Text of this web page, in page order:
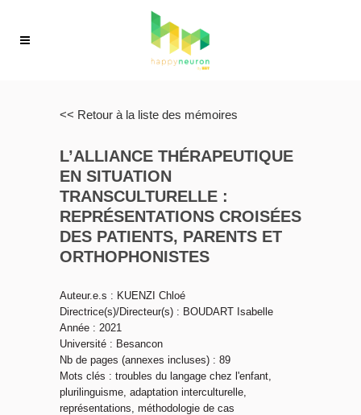
<< Retour à la liste des mémoires
L’ALLIANCE THÉRAPEUTIQUE
EN SITUATION
TRANSCULTURELLE :
REPRÉSENTATIONS CROISÉES
DES PATIENTS, PARENTS ET
ORTHOPHONISTES
Auteur.e.s : KUENZI Chloé
Directrice(s)/Directeur(s) : BOUDART Isabelle
Année : 2021
Université : Besancon
Nb de pages (annexes incluses) : 89
Mots clés : troubles du langage chez l'enfant,
plurilinguisme, adaptation interculturelle,
représentations, méthodologie de cas